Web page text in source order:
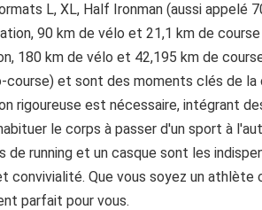
L, XL, Half Ironman (aussi appelé
90 km de vélo et 21,1 km de
180 km de vélo et 42,195 km de
et sont des moments clés de
rigoureuse est nécessaire, intégrant
le corps à passer d'un sport à
running et un casque sont les
Que vous soyez un athlète
parfait pour vous.